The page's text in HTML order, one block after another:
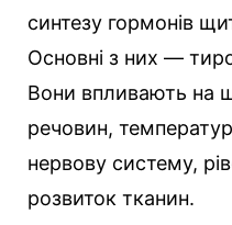
синтезу гормонів
Основні з них —
Вони впливають на
речовин,
нервову систему,
розвиток тканин.